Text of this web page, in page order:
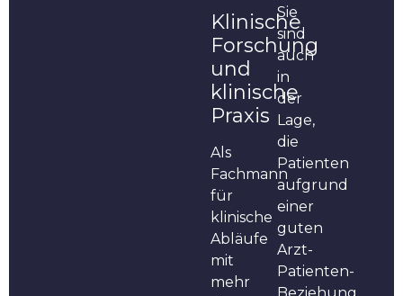
Klinische
Forschung
und
klinische
Praxis
Als
Fachmann
für
klinische
Abläufe
mit
mehr
Sie
sind
auch
in
der
Lage,
die
Patienten
aufgrund
einer
guten
Arzt-
Patienten-